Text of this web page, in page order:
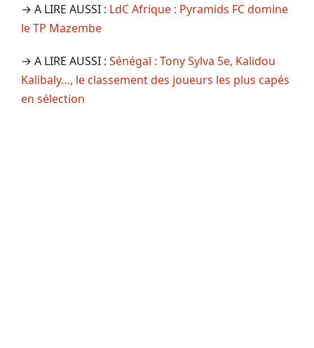
→ A LIRE AUSSI : LdC Afrique : Pyramids FC domine
le TP Mazembe
→ A LIRE AUSSI : Sénégal : Tony Sylva 5e, Kalidou
Kalibaly…, le classement des joueurs les plus capés
en sélection